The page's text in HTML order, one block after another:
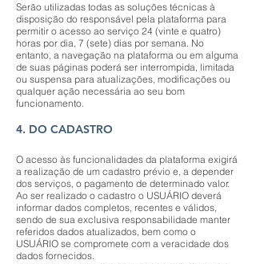
Serão utilizadas todas as soluções técnicas à
disposição do responsável pela plataforma para
permitir o acesso ao serviço 24 (vinte e quatro)
horas por dia, 7 (sete) dias por semana. No
entanto, a navegação na plataforma ou em alguma
de suas páginas poderá ser interrompida, limitada
ou suspensa para atualizações, modificações ou
qualquer ação necessária ao seu bom
funcionamento.
4. DO CADASTRO
O acesso às funcionalidades da plataforma exigirá
a realização de um cadastro prévio e, a depender
dos serviços, o pagamento de determinado valor.
Ao ser realizado o cadastro o USUÁRIO deverá
informar dados completos, recentes e válidos,
sendo de sua exclusiva responsabilidade manter
referidos dados atualizados, bem como o
USUÁRIO se compromete com a veracidade dos
dados fornecidos.